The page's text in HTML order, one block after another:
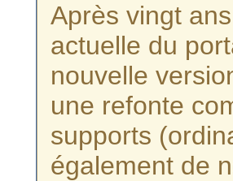
Après vingt
actuelle du
nouvelle
une refonte
supports
également de